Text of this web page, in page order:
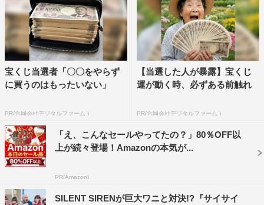
は…。
＜テレ朝チャンネルで放送決定を受けてのメンバーコメン
ト＞
◆無人島はどうでしたか？
には楽しかったけれど、自分でやりたいと思ったことなか
ったので、本当につらかったです。
すぅ：こんなにガチだとは思わなくって。食糧ももらえる
と思っていたんです。島を見た瞬間「これはヤバいぞ
宝くじ当選者「〇〇をやらず
に買うのはもったいない」
PR(合同会社デジタルファーム )
【当選した人が暴露】宝くじ
運が動く時、必ずある前触れ
PR(合同会社デジタルファーム )
「え、こんなセールやってたの？」80％OFF以
上が続々登場！Amazonの本気が...
PR(Amazon)
SILENT SIRENが巨大ワニと対決!?『サイサイ